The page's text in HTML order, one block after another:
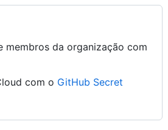
membros da organização com
com o GitHub Secret